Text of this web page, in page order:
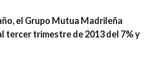
el Grupo Mutua Madrileña
tercer trimestre de 2013 del 7% y